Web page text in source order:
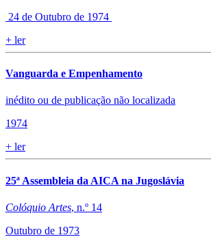
24 de Outubro de 1974
+ ler
Vanguarda e Empenhamento
inédito ou de publicação não localizada​
1974
+ ler
25ª Assembleia da AICA na Jugoslávia
Colóquio Artes, n.º 14
Outubro de 1973